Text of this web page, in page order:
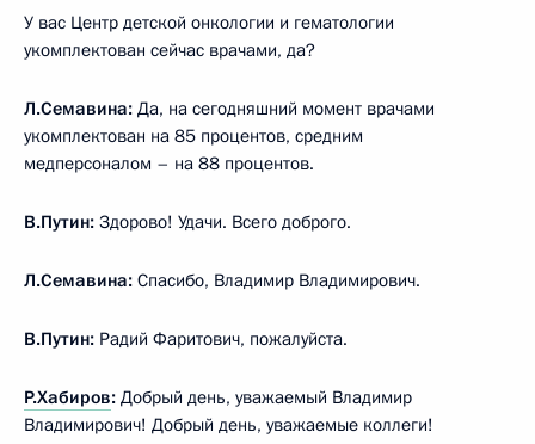
У вас Центр детской онкологии и гематологии
укомплектован сейчас врачами, да?
Л.Семавина: Да, на сегодняшний момент врачами
укомплектован на 85 процентов, средним
медперсоналом – на 88 процентов.
В.Путин: Здорово! Удачи. Всего доброго.
Л.Семавина: Спасибо, Владимир Владимирович.
В.Путин: Радий Фаритович, пожалуйста.
Р.Хабиров: Добрый день, уважаемый Владимир
Владимирович! Добрый день, уважаемые коллеги!